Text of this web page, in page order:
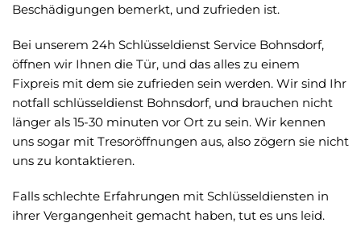
Beschädigungen bemerkt, und zufrieden ist.
Bei unserem 24h Schlüsseldienst Service Bohnsdorf,
öffnen wir Ihnen die Tür, und das alles zu einem
Fixpreis mit dem sie zufrieden sein werden. Wir sind Ihr
notfall schlüsseldienst Bohnsdorf, und brauchen nicht
länger als 15-30 minuten vor Ort zu sein. Wir kennen
uns sogar mit Tresoröffnungen aus, also zögern sie nicht
uns zu kontaktieren.
Falls schlechte Erfahrungen mit Schlüsseldiensten in
ihrer Vergangenheit gemacht haben, tut es uns leid.